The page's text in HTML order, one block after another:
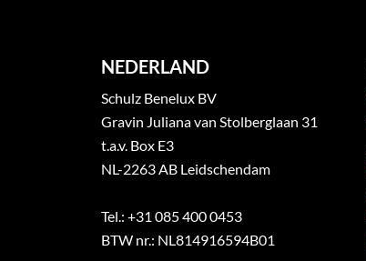
NEDERLAND
Schulz Benelux BV
Gravin Juliana van Stolberglaan 31
t.a.v. Box E3
NL-2263 AB Leidschendam
Tel.: +31 085 400 0453
BTW nr.: NL814916594B01